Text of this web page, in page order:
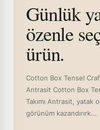
Günlük
özenle
ürün.
Cotton Box Tensel
Antrasit Cotton Box
Takımı Antrasit, yatak
görünüm kazandırırk...